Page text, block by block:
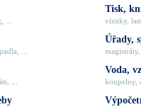
...
...
...
Tisk,
vizitky,
Úřady,
Voda,
koupelny,